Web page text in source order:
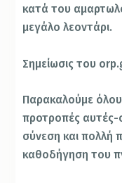
κατά του
μεγάλο λεοντάρι.
Σημείωσις του
Παρακαλούμε
προτροπές αυτές-
σύνεση και πολλή
καθοδήγηση του